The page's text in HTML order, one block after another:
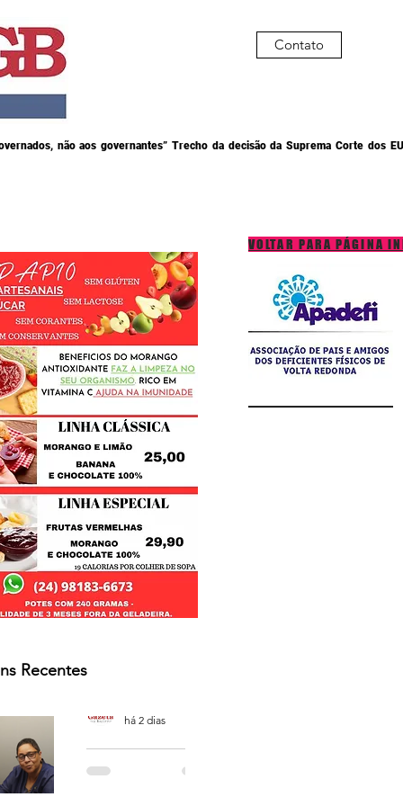
não aos governantes” Trecho da decisão da Suprema Corte dos
Contato
VOLTAR PARA PÁGINA
Recentes
PODCAST
'CAFÉ
há 2 dias